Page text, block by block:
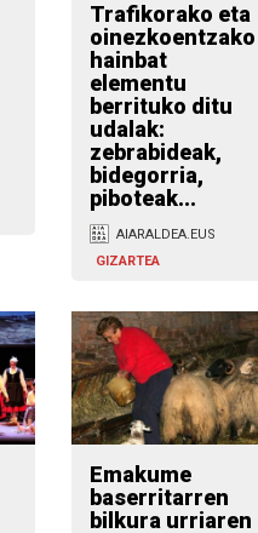
Trafikorako eta
oinezkoentzako
hainbat
elementu
berrituko ditu
udalak:
zebrabideak,
bidegorria,
piboteak...
AIARALDEA.EUS
GIZARTEA
Emakume
baserritarren
bilkura urriaren